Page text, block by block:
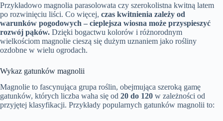
Przykładowo magnolia parasolowata czy szerokolistna kwitną latem
po rozwinięciu liści. Co więcej, czas kwitnienia zależy od
warunków pogodowych – cieplejsza wiosna może przyspieszyć
rozwój pąków. Dzięki bogactwu kolorów i różnorodnym
wielkościom magnolie cieszą się dużym uznaniem jako rośliny
ozdobne w wielu ogrodach.
Wykaz gatunków magnolii
Magnolie to fascynująca grupa roślin, obejmująca szeroką gamę
gatunków, których liczba waha się od 20 do 120 w zależności od
przyjętej klasyfikacji. Przykłady popularnych gatunków magnolii to: